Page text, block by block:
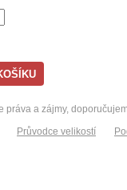
práva a zájmy,
Průvodce velikostí